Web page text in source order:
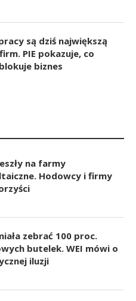
są dziś największą
PIE pokazuje, co
biznes
na farmy
Hodowcy i firmy
zebrać 100 proc.
butelek. WEI mówi o
iluzji